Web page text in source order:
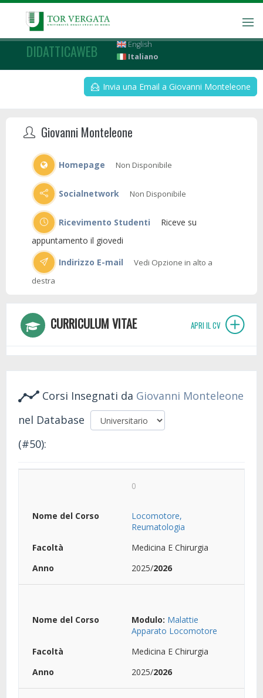
DIDATTICAWEB
English
Italiano
Invia una Email a Giovanni Monteleone
Giovanni Monteleone
Homepage Non Disponibile
Socialnetwork Non Disponibile
Ricevimento Studenti
appuntamento il giovedi
Indirizzo E-mail
Vedi Opzione in alto a
destra
CURRICULUM VITAE APRI IL CV
Corsi Insegnati da Giovanni Monteleone
nel Database
(#50):
0
Locomotore,
Reumatologia
Medicina E Chirurgia
2025/2026
Modulo: Malattie
Apparato Locomotore
Medicina E Chirurgia
2025/2026